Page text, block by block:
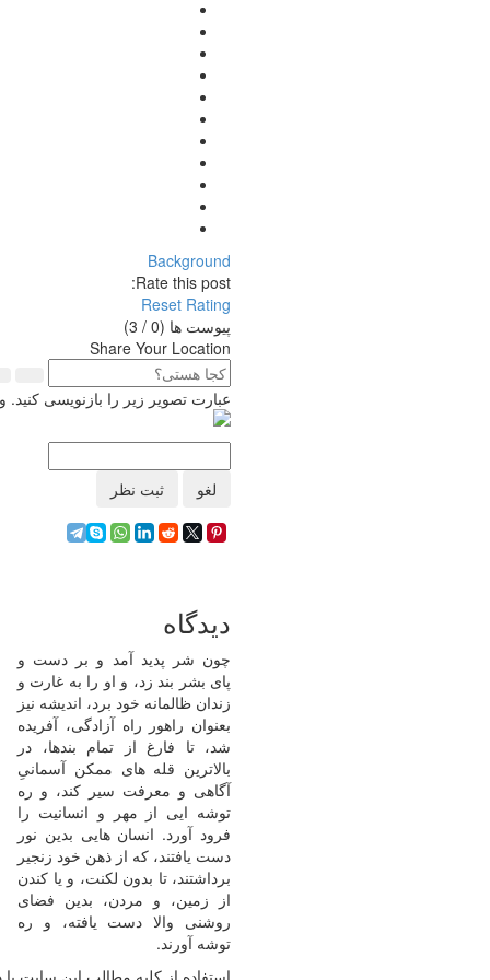
Background
Rate this post:
Reset Rating
پیوست ها (0
/ 3)
Share Your Location
عبارت تصویر زیر را بازنویسی
لغو ثبت نظر
دیدگاه
چون شر پدید آمد و بر دست و
پای بشر بند زد، و او را به غارت و
زندان ظالمانه خود برد، اندیشه نیز
بعنوان راهور راه آزادگی، آفریده
شد، تا فارغ از تمام بندها، در
بالاترین قله های ممکن آسمانیِ
آگاهی و معرفت سیر کند، و ره
توشه ایی از مهر و انسانیت را
فرود آورد. انسان هایی بدین نور
دست یافتند، که از ذهن خود زنجیر
برداشتند، تا بدون لکنت، و یا کندن
از زمین، و مردن، بدین فضای
روشنی والا دست یافته، و ره
توشه آورند.
استفاده از کلیه مطالب این سایت